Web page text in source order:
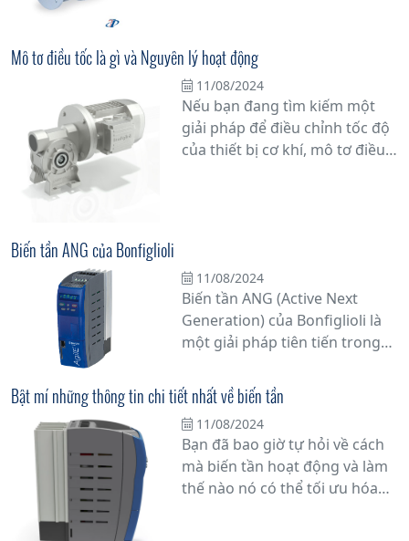
về bộ điều tốc là gì và tại sao
chúng đóng vai trò không thể
phủ nhận trong việc duy trì
hiệu suất hoạt động của động
cơ.
Mô tơ điều tốc là gì và Nguyên lý hoạt động
11/08/2024
Nếu bạn đang tìm kiếm một
giải pháp để điều chỉnh tốc độ
của thiết bị cơ khí, mô tơ điều
không? Hãy cùng chúng tôi
khám phá chi tiết hơn về vấn
đề này.
Biến tần ANG của Bonfiglioli
11/08/2024
Biến tần ANG (Active Next
Generation) của Bonfiglioli là
một giải pháp tiên tiến trong
servo, được thiết kế để cung
cấp hiệu suất cao và linh hoạt
trong các ứng dụng công
nghiệp đa dạng. Với nhiều tính
năng tiên tiến và khả năng tùy
chỉnh linh hoạt, biến tần ANG
Bật mí những thông tin chi tiết nhất về biến tần
11/08/2024
Bạn đã bao giờ tự hỏi về cách
mà biến tần hoạt động và làm
thế nào nó có thể tối ưu hóa